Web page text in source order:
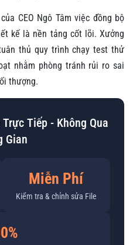
CEO Ngô Tâm việc đồng bộ
kế là nền tảng cốt lõi. Xưởng
thủ quy trình chạy test thử
nhằm phòng tránh rủi ro sai
thượng.
Tiếp - Không Qua
Gian
Miễn Phí
Kiểm tra & chỉnh sửa File